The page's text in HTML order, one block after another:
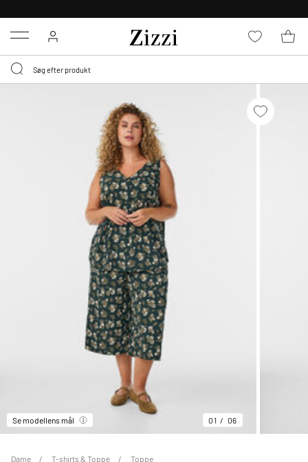
Menu
Se modellens mål 01 06
Dame T-shirts & Toppe Toppe